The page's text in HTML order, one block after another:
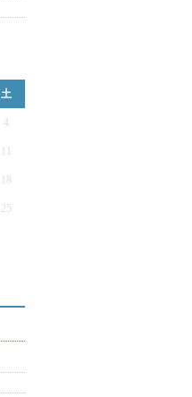
土
4
25